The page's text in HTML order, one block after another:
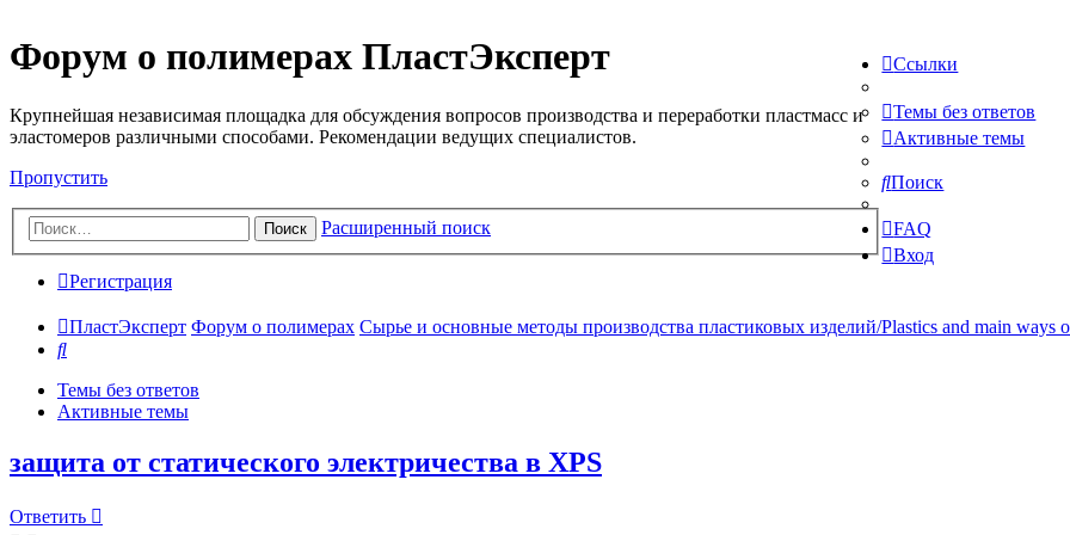
Форум о полимерах ПластЭксперт
Крупнейшая независимая площадка для обсуждения вопросов производства и переработки пластмасс и
эластомеров различными способами. Рекомендации ведущих специалистов.
Пропустить
Поиск Расширенный поиск
Ссылки
Темы без ответов
Активные темы
Поиск
FAQ
Вход
Регистрация
ПластЭксперт Форум о полимерах Сырье и основные методы производства пластиковых изделий/Plastics and main ways
Поиск
Темы без ответов
Активные темы
защита от статического электричества в XPS
Ответить